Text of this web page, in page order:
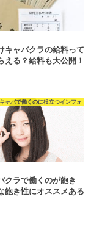
キャバクラの給料って
える？給料も大公開！
キャバで働くのに役立つインフォ
クラで働くのが飽き
飽き性にオススメある